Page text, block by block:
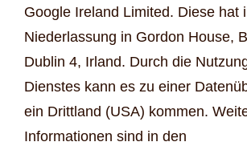
Google Ireland Limited. Diese hat
Niederlassung in Gordon House,
Dublin 4, Irland. Durch die
Dienstes kann es zu einer
ein Drittland (USA) kommen.
Informationen sind in den